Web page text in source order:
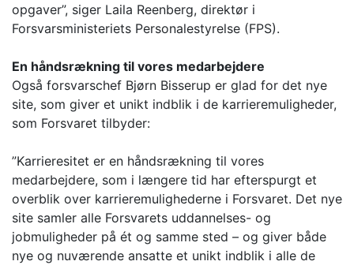
opgaver”, siger Laila Reenberg, direktør i
Forsvarsministeriets Personalestyrelse (FPS).
En håndsrækning til vores medarbejdere
Også forsvarschef Bjørn Bisserup er glad for det nye
site, som giver et unikt indblik i de karrieremuligheder,
som Forsvaret tilbyder:
”Karrieresitet er en håndsrækning til vores
medarbejdere, som i længere tid har efterspurgt et
overblik over karrieremulighederne i Forsvaret. Det nye
site samler alle Forsvarets uddannelses- og
jobmuligheder på ét og samme sted – og giver både
nye og nuværende ansatte et unikt indblik i alle de